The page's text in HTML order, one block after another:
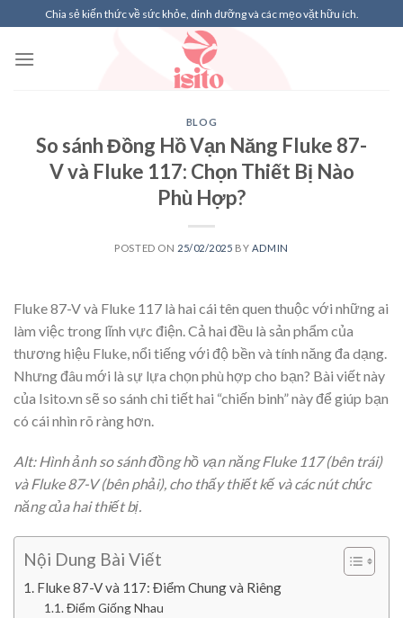
to
content
Chia sẻ kiến thức về sức khỏe, dinh dưỡng và các mẹo vặt hữu ích.
BLOG
So sánh Đồng Hồ Vạn Năng Fluke 87-
V và Fluke 117: Chọn Thiết Bị Nào
Phù Hợp?
POSTED ON 25/02/2025 BY ADMIN
Fluke 87-V và Fluke 117 là hai cái tên quen thuộc với những ai
làm việc trong lĩnh vực điện. Cả hai đều là sản phẩm của
thương hiệu Fluke, nổi tiếng với độ bền và tính năng đa dạng.
Nhưng đâu mới là sự lựa chọn phù hợp cho bạn? Bài viết này
của Isito.vn sẽ so sánh chi tiết hai “chiến binh” này để giúp bạn
có cái nhìn rõ ràng hơn.
Alt: Hình ảnh so sánh đồng hồ vạn năng Fluke 117 (bên trái)
và Fluke 87-V (bên phải), cho thấy thiết kế và các nút chức
năng của hai thiết bị.
Nội Dung Bài Viết
Fluke 87-V và 117: Điểm Chung và Riêng
Điểm Giống Nhau